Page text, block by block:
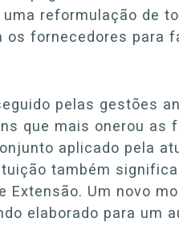
reformulação de
os fornecedores para
pelas gestões
que mais onerou as
aplicado pela
também
Um novo
elaborado para um